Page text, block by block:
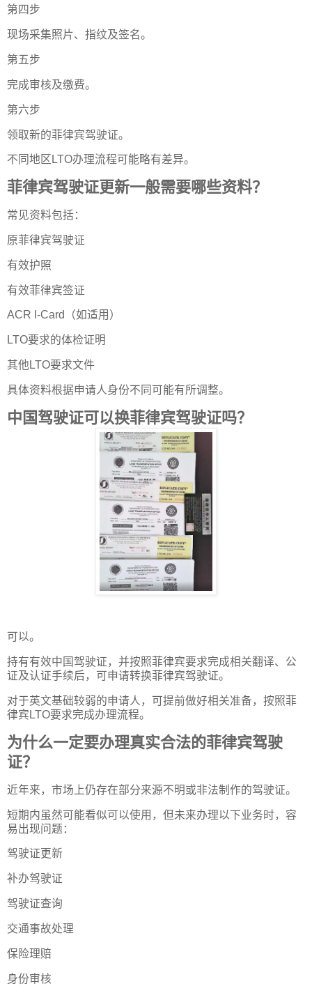
第四步
现场采集照片、指纹及签名。
第五步
完成审核及缴费。
第六步
领取新的菲律宾驾驶证。
不同地区LTO办理流程可能略有差异。
菲律宾驾驶证更新一般需要哪些资料？
常见资料包括：
原菲律宾驾驶证
有效护照
有效菲律宾签证
ACR I-Card（如适用）
LTO要求的体检证明
其他LTO要求文件
具体资料根据申请人身份不同可能有所调整。
中国驾驶证可以换菲律宾驾驶证吗？
可以。
持有有效中国驾驶证，并按照菲律宾要求完成相关翻译、公
证及认证手续后，可申请转换菲律宾驾驶证。
对于英文基础较弱的申请人，可提前做好相关准备，按照菲
律宾LTO要求完成办理流程。
为什么一定要办理真实合法的菲律宾驾驶
证？
近年来，市场上仍存在部分来源不明或非法制作的驾驶证。
短期内虽然可能看似可以使用，但未来办理以下业务时，容
易出现问题：
驾驶证更新
补办驾驶证
驾驶证查询
交通事故处理
保险理赔
身份审核